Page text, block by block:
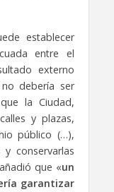
establecer
entre el
externo
debería ser
la Ciudad,
y plazas,
público (…),
conservarlas
que «un
garantizar